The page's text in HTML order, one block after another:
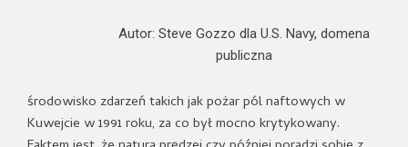
Autor: Steve Gozzo dla U.S. Navy, domena
publiczna
środowisko zdarzeń takich jak pożar pól naftowych w
Kuwejcie w 1991 roku, za co był mocno krytykowany.